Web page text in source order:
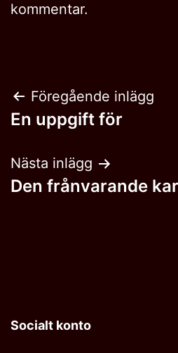
kommentar.
Föregående inlägg
En uppgift för
Nästa inlägg
Den frånvarande
Socialt konto